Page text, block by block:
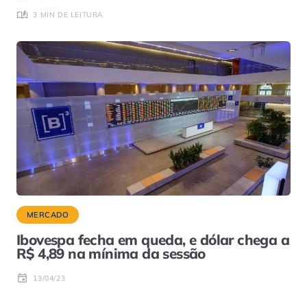
3 MIN DE LEITURA
MERCADO
Ibovespa fecha em queda, e dólar chega a
R$ 4,89 na mínima da sessão
13/04/23